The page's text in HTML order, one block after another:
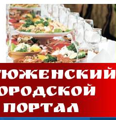
портал